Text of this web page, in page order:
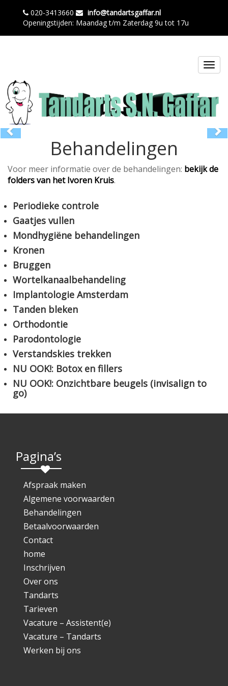
020-3413660
info@tandartsgaffar.nl
Openingstijden: Maandag t/m Zaterdag 9u tot 17u
Previous
Behandelingen
Voor meer informatie over de behandelingen: bekijk de
folders van het Ivoren Kruis.
Periodieke controle
Gaatjes vullen
Mondhygiëne behandelingen
Kronen
Bruggen
Wortelkanaalbehandeling
Implantologie Amsterdam
Tanden bleken
Orthodontie
Parodontologie
Verstandskies trekken
NU OOK!: Botox en fillers
NU OOK!: Onzichtbare beugels (invisalign to
go)
Pagina’s
Afspraak maken
Algemene voorwaarden
Behandelingen
Betaalvoorwaarden
Contact
home
Inschrijven
Over ons
Tandarts
Tarieven
Vacature – Assistent(e)
Vacature – Tandarts
Werken bij ons